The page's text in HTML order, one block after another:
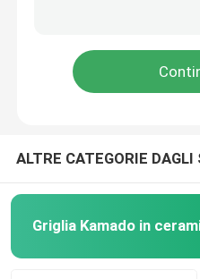
Casa
Prodotti
ALTRE CATEGORIE
Griglia Kamado in